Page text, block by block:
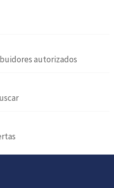
autorizados